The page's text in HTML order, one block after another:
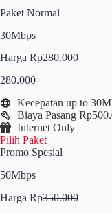
Paket Normal
30Mbps
Harga Rp280.000
280.000
Kecepatan up to
Biaya Pasang
Internet Only
Pilih Paket
Promo Spesial
50Mbps
Harga Rp350.000